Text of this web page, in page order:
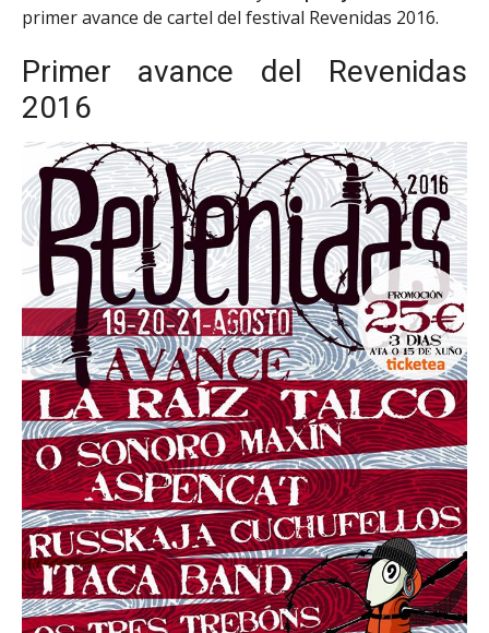
primer avance de cartel del festival Revenidas 2016.
Primer avance del Revenidas
2016